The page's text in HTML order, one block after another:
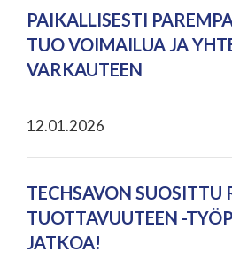
PAIKALLISESTI
TUO VOIMAILUA JA
VARKAUTEEN
12.01.2026
TECHSAVON SUOSITTU
TUOTTAVUUTEEN -
JATKOA!